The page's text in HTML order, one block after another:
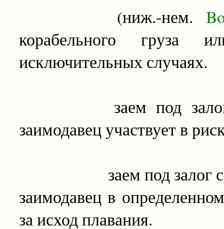
(ниж.-нем.
корабельного груза
исключительных случаях.
заем под залог
заимодавец участвует в
заем под залог судна
заимодавец в
за исход плавания.